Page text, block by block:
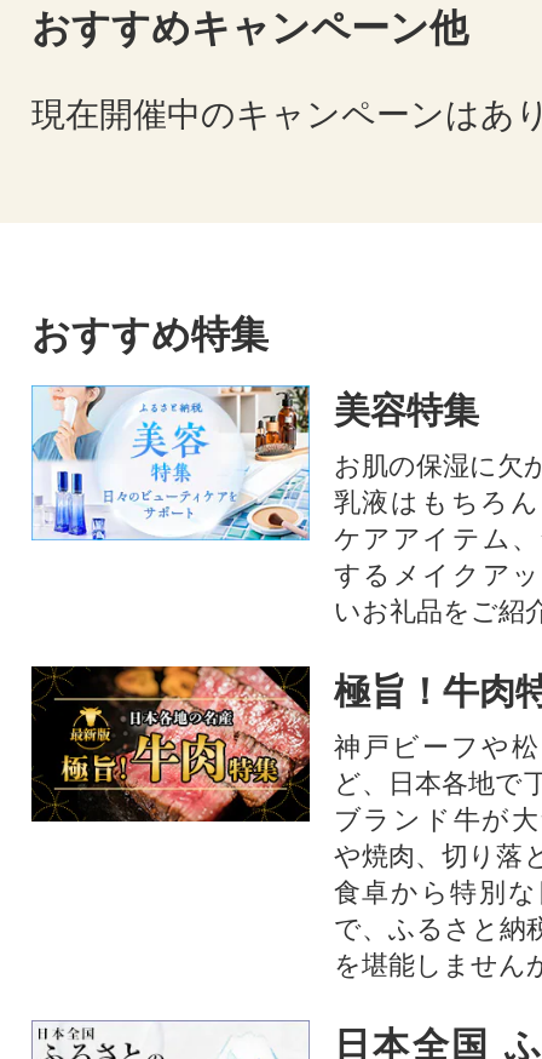
おすすめキャンペーン他
現在開催中のキャンペーンはあ
おすすめ特集
美容特集
お肌の保湿に欠
乳液はもちろ
ケアアイテム
するメイクア
いお礼品をご紹
極旨！牛肉
神戸ビーフや
ど、日本各地で
ブランド牛が
や焼肉、切り落
食卓から特別
で、ふるさと納
を堪能しません
日本全国